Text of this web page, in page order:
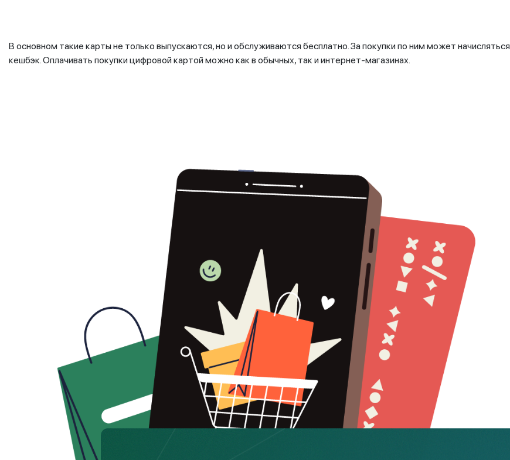
В основном такие карты не только выпускаются, но и обслуживаются бесплатно. За покупки по ним может начисляться
кешбэк. Оплачивать покупки цифровой картой можно как в обычных, так и интернет-магазинах.